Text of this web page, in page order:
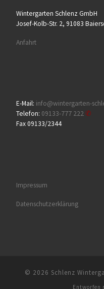
Wintergarten Schlenz GmbH
Josef-Kolb-Str. 2, 91083
Anfahrt
E-Mail: info@wintergarten-
Telefon: 09133-777 222
Fax 09133/2344
Impressum
Datenschutzerklärung
© 2026 Schlenz
Entworfen